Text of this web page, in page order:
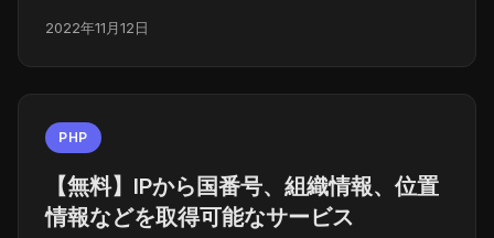
2022年11月12日
PHP
【無料】IPから国番号、組織情報、位置
情報などを取得可能なサービス